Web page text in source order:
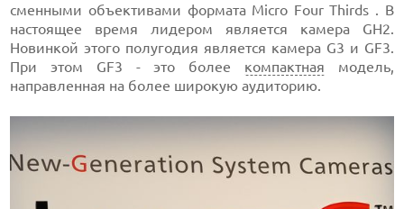
сменными объективами формата Micro Four Thirds . В
настоящее время лидером является камера GH2.
Новинкой этого полугодия является камера G3 и GF3.
При этом GF3 - это более компактная модель,
направленная на более широкую аудиторию.